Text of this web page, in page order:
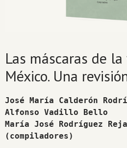
Las máscaras de
México. Una
José María Calderón
Alfonso Vadillo Bello
María José Rodríguez
(compiladores)